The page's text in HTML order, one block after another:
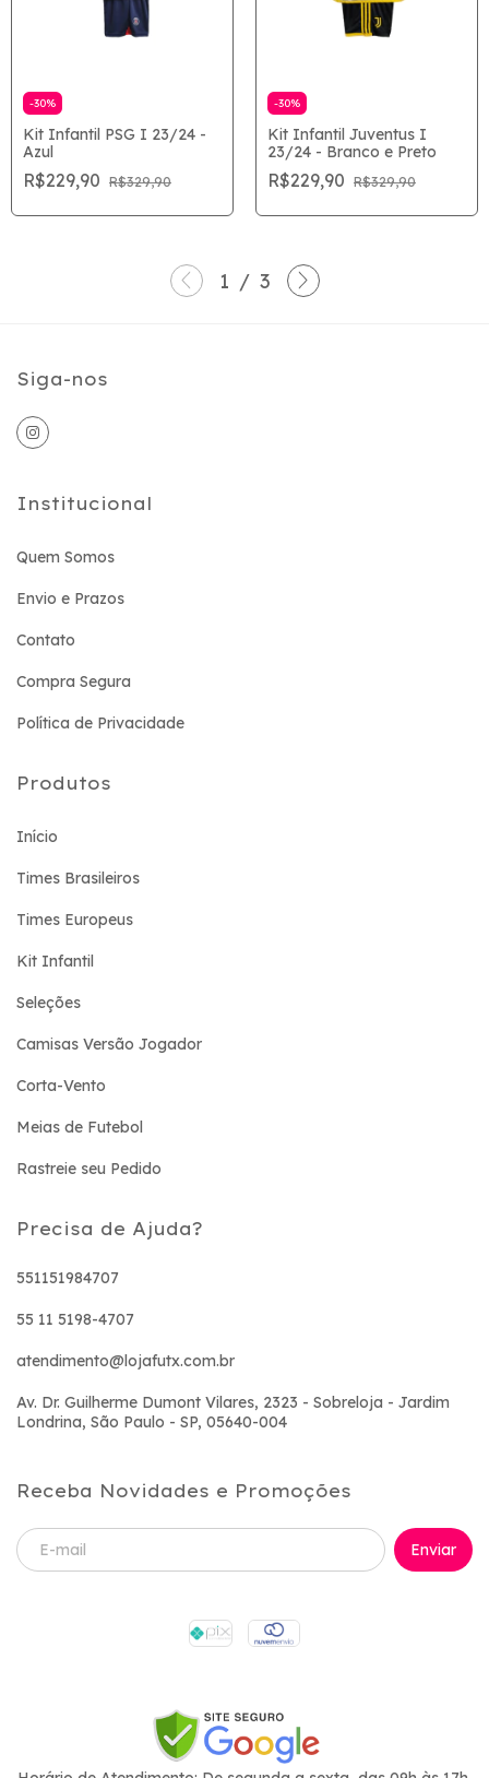
-30%
Kit Infantil PSG I 23/24 -
Azul
R$229,90 R$329,90
-30%
Kit Infantil Juventus I
23/24 - Branco e Preto
R$229,90 R$329,90
1 / 3
Siga-nos
Institucional
Quem Somos
Envio e Prazos
Contato
Compra Segura
Política de Privacidade
Produtos
Início
Times Brasileiros
Times Europeus
Kit Infantil
Seleções
Camisas Versão Jogador
Corta-Vento
Meias de Futebol
Rastreie seu Pedido
Precisa de Ajuda?
551151984707
55 11 5198-4707
atendimento@lojafutx.com.br
Av. Dr. Guilherme Dumont Vilares, 2323 - Sobreloja - Jardim
Londrina, São Paulo - SP, 05640-004
Receba Novidades e Promoções